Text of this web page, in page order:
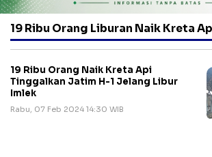
19 Ribu Orang Liburan Naik Kreta
19 Ribu Orang Naik Kreta Api
Tinggalkan Jatim H-1 Jelang Libur
Imlek
Rabu, 07 Feb 2024 14:30 WIB